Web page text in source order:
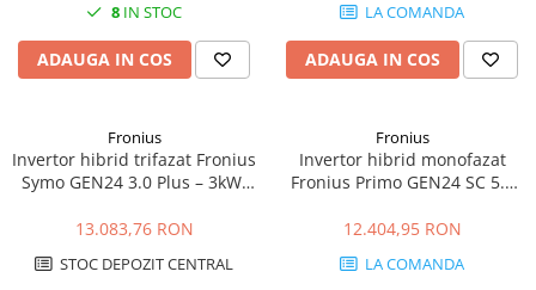
8 IN STOC
ADAUGA IN COS
LA COMANDA
ADAUGA IN COS
Fronius
Invertor hibrid trifazat Fronius
Symo GEN24 3.0 Plus – 3kW,
ridicata
13.083,76 RON
STOC DEPOZIT CENTRAL
Fronius
Invertor hibrid monofazat
Fronius Primo GEN24 SC 5.0
Eficienta 98.2%
12.404,95 RON
LA COMANDA